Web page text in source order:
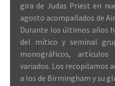
gira de Judas Priest en
agosto acompañados de
Durante los últimos años
del mítico y seminal
monográficos,
variados. Los recopilamos
a los de Birmingham y su